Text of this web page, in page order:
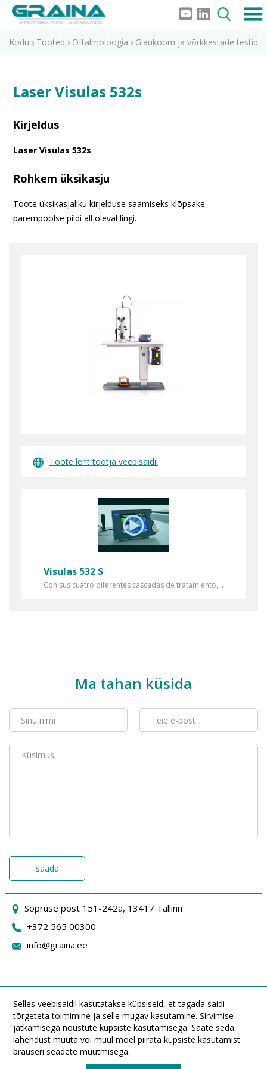
Kodu › Tooted › Oftalmoloogia › Glaukoom ja võrkkestade testid
Laser Visulas 532s
Kirjeldus
Laser Visulas 532s
Rohkem üksikasju
Toote üksikasjaliku kirjelduse saamiseks klõpsake
parempoolse pildi all oleval lingi.
Toote leht tootja veebisaidil
Visulas 532 S
Con sus cuatro diferentes cascadas de tratamiento,...
Ma tahan küsida
Saada
Sõpruse post 151-242a, 13417 Tallinn
+372 565 00300
info@graina.ee
Selles veebisaidil kasutatakse küpsiseid, et tagada saidi
tõrgeteta toimimine ja selle mugav kasutamine. Sirvimise
jätkamisega nõustute küpsiste kasutamisega. Saate seda
lahendust muuta või muul moel piirata küpsiste kasutamist
brauseri seadete muutmisega.